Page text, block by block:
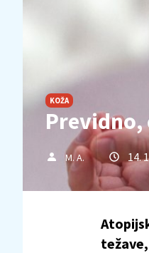
KOŽA
Previdno,
M. A. 14.